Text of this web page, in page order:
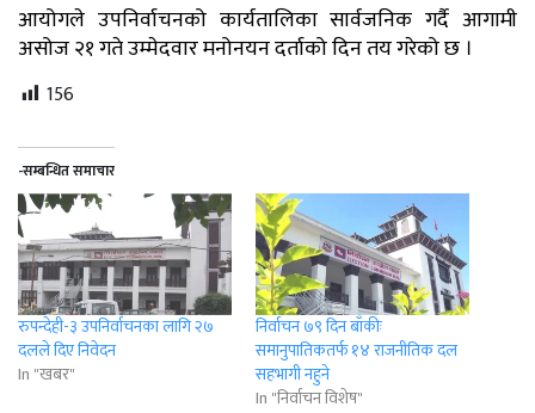
आयोगले उपनिर्वाचनको कार्यतालिका सार्वजनिक गर्दै आगामी
असोज २१ गते उम्मेदवार मनोनयन दर्ताको दिन तय गरेको छ ।
156
-सम्बन्धित समाचार
रुपन्देही-३ उपनिर्वाचनका लागि २७
दलले दिए निवेदन
In "खबर"
निर्वाचन ७९ दिन बाँकीः
समानुपातिकतर्फ १४ राजनीतिक दल
सहभागी नहुने
In "निर्वाचन विशेष"